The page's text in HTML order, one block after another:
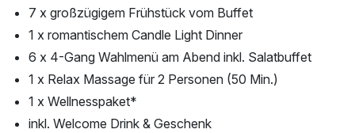
7 x großzügigem Frühstück vom Buffet
1 x romantischem Candle Light Dinner
6 x 4-Gang Wahlmenü am Abend inkl. Salatbuffet
1 x Relax Massage für 2 Personen (50 Min.)
1 x Wellnesspaket*
inkl. Welcome Drink & Geschenk